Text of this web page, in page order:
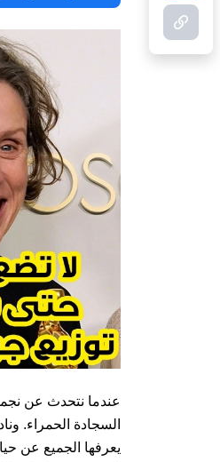
عندما نتحدث عن
السجادة الحمراء.
يعرفها الجميع عن